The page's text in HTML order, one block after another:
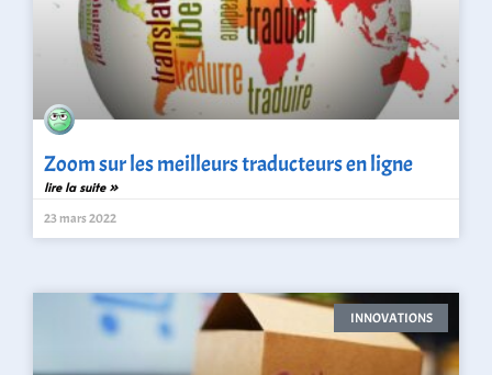
Zoom sur les meilleurs traducteurs en ligne
lire la suite »
23 mars 2022
INNOVATIONS